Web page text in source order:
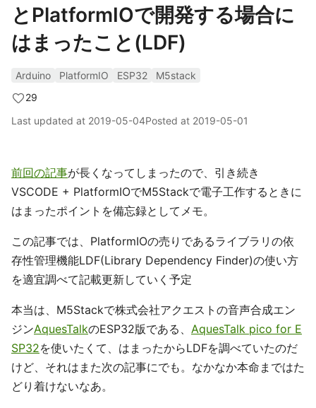
とPlatformIOで開発する場合に
はまったこと(LDF)
Arduino PlatformIO ESP32
M5stack
29
Last updated at 2019-05-04Posted at 2019-05-01
前回の記事が長くなってしまったので、引き続き
VSCODE + PlatformIOでM5Stackで電子工作するときに
はまったポイントを備忘録としてメモ。
この記事では、PlatformIOの売りであるライブラリの依
存性管理機能LDF(Library Dependency Finder)の使い方
を適宜調べて記載更新していく予定
本当は、M5Stackで株式会社アクエストの音声合成エン
ジンAquesTalkのESP32版である、 AquesTalk pico for E
SP32を使いたくて、はまったからLDFを調べていたのだ
けど、それはまた次の記事にでも。なかなか本命まではた
どり着けないなあ。